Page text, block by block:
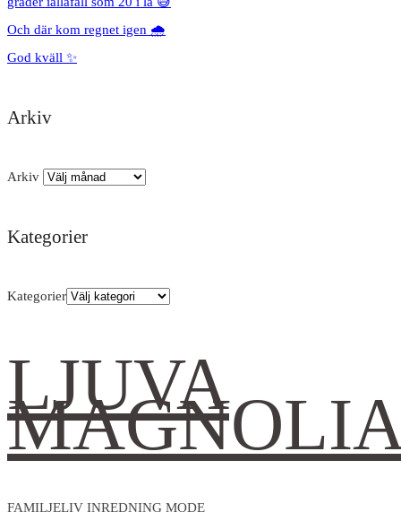
Och där kom regnet igen 🌧️
God kväll ✨
Arkiv
Arkiv
Kategorier
Kategorier
LJUVA
FAMILJELIV INREDNING MODE